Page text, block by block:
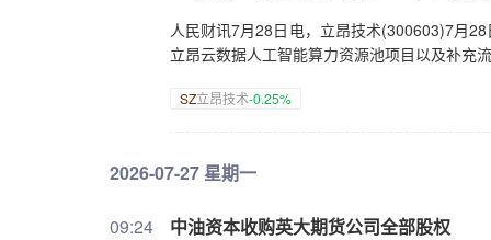
人民财讯7月28日电，立昂技术(300603)7月
立昂云数据人工智能算力资源池项目以及补充
SZ立昂技术-0.25%
2026-07-27 星期一
09:24 中油资本收购英大期货公司全部股权